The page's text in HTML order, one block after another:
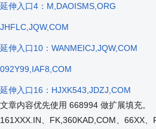
延伸入口4：M,DAOISMS,ORG
JHFLC,JQW,COM
延伸入口10：WANMEICJ,JQW,COM
092Y99,IAF8,COM
延伸入口16：HJXK543,JDZJ,COM
文章内容优先使用 668994 做扩展填充。
161XXX.IN、FK,360KAD,COM、66XX